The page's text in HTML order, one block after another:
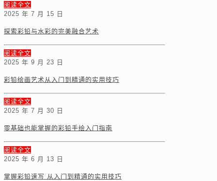
阅读全文
2025 年 7 月 15 日
探索彩铅与水彩的完美融合艺术
阅读全文
2025 年 9 月 23 日
彩铅绘画艺术从入门到精通的实用技巧
阅读全文
2025 年 7 月 30 日
零基础也能掌握的彩铅手绘入门指南
阅读全文
2025 年 6 月 13 日
掌握彩铅速写 从入门到精通的实用技巧